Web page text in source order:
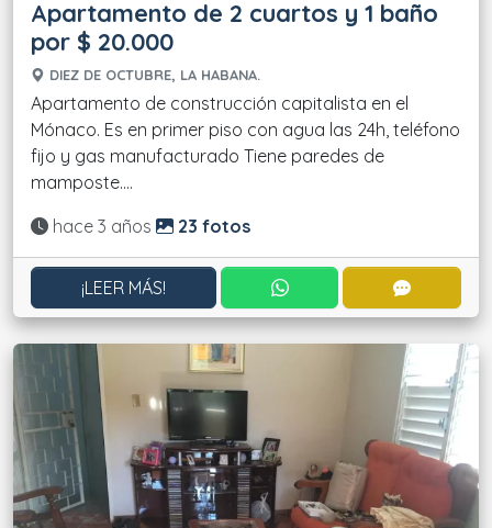
Apartamento de 2 cuartos y 1 baño
por $ 20.000
DIEZ DE OCTUBRE, LA HABANA.
Apartamento de construcción capitalista en el
Mónaco. Es en primer piso con agua las 24h, teléfono
fijo y gas manufacturado Tiene paredes de
mamposte....
Actualizado:
hace 3 años 23 fotos
¡LEER MÁS! CONTACTAR POR